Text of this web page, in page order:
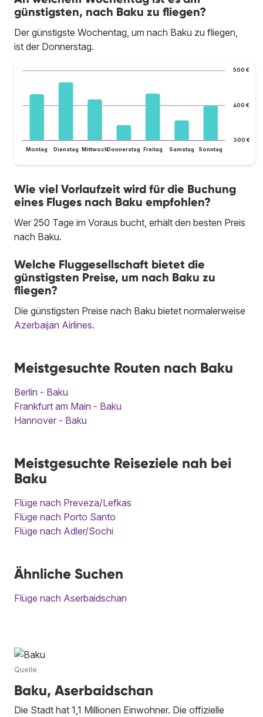
günstigsten, nach Baku zu fliegen?
Der günstigste Wochentag, um nach Baku zu fliegen,
ist der Donnerstag.
300 €
400 €
500 €
Montag Dienstag MittwochDonnerstag Freitag Samstag Sonntag
Wie viel Vorlaufzeit wird für die Buchung
eines Fluges nach Baku empfohlen?
Wer 250 Tage im Voraus bucht, erhält den besten Preis
nach Baku.
Welche Fluggesellschaft bietet die
günstigsten Preise, um nach Baku zu
fliegen?
Die günstigsten Preise nach Baku bietet normalerweise
Azerbaijan Airlines.
Meistgesuchte Routen nach Baku
Berlin - Baku
Frankfurt am Main - Baku
Hannover - Baku
Meistgesuchte Reiseziele nah bei
Baku
Flüge nach Preveza/Lefkas
Flüge nach Porto Santo
Flüge nach Adler/Sochi
Ähnliche Suchen
Flüge nach Aserbaidschan
Quelle
Baku, Aserbaidschan
Die Stadt hat 1,1 Millionen Einwohner. Die offizielle